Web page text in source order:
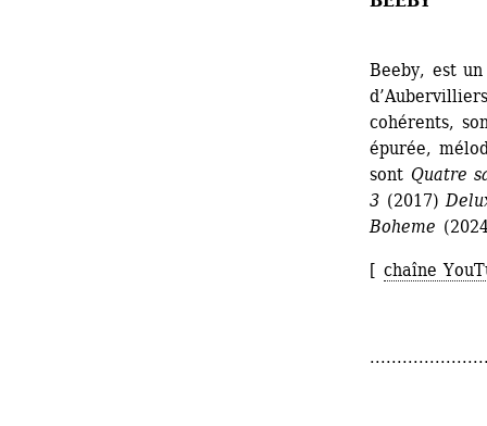
Beeby, est
cohérents,
épurée,
sont Quatre
3 (2017)
Boheme
[ chaîne